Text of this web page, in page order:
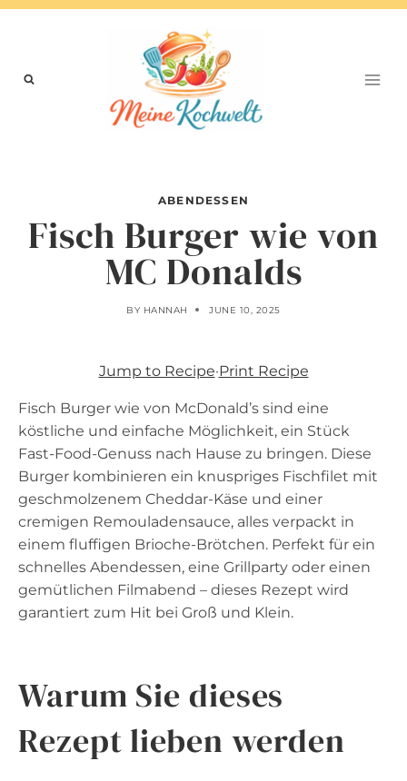
Skip
ABENDESSEN
Fisch Burger wie von
MC Donalds
BY HANNAH JUNE 10, 2025
Jump to Recipe·Print Recipe
Fisch Burger wie von McDonald’s sind eine
köstliche und einfache Möglichkeit, ein Stück
Fast-Food-Genuss nach Hause zu bringen. Diese
Burger kombinieren ein knuspriges Fischfilet mit
geschmolzenem Cheddar-Käse und einer
cremigen Remouladensauce, alles verpackt in
einem fluffigen Brioche-Brötchen. Perfekt für ein
schnelles Abendessen, eine Grillparty oder einen
gemütlichen Filmabend – dieses Rezept wird
garantiert zum Hit bei Groß und Klein.
Warum Sie dieses
Rezept lieben werden